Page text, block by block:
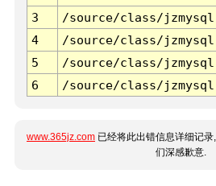
3 /source/class/
4
/source/class/
5
/source/class/
6
/source/class/
www.365jz.com 已经将此出错信息详细记
们深感歉意.